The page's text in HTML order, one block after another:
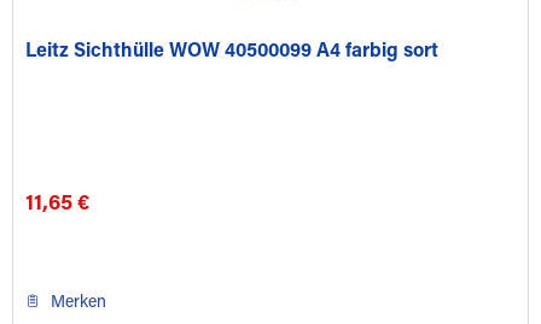
Leitz Sichthülle WOW 40500099 A4 farbig sort
11,65 €
Merken